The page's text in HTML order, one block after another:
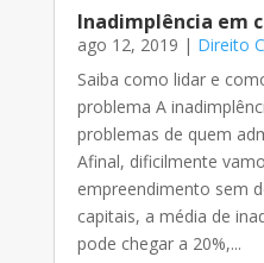
Inadimplência em
ago 12, 2019 | Direito
Saiba como lidar e
problema A
problemas de quem
Afinal, dificilmente
empreendimento sem
capitais, a média de
pode chegar a 20%,...